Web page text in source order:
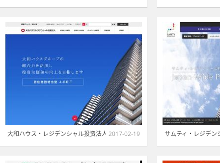
大和ハウス・レジデンシャル投资法人 2017-02-19
金融·证券·保险|白色 1780
サムティ・レジデン
金融·证券·保险|
金融·证券·保险|绿色 1285 金融·证券·保险|